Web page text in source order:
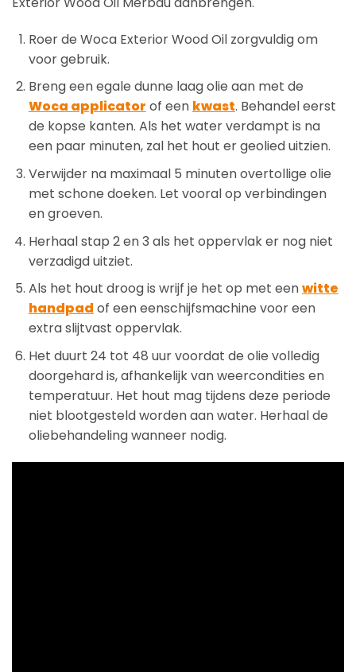
Roer de Woca Exterior Wood Oil zorgvuldig om
voor gebruik.
Breng een egale dunne laag olie aan met de
Woca applicator of een kwast. Behandel eerst
de kopse kanten. Als het water verdampt is na
een paar minuten, zal het hout er geolied uitzien.
Verwijder na maximaal 5 minuten overtollige olie
met schone doeken. Let vooral op verbindingen
en groeven.
Herhaal stap 2 en 3 als het oppervlak er nog niet
verzadigd uitziet.
Als het hout droog is wrijf je het op met eenwitte
handpad of een eenschijfsmachine voor een
extra slijtvast oppervlak.
Het duurt 24 tot 48 uur voordat de olie volledig
doorgehard is, afhankelijk van weercondities en
temperatuur. Het hout mag tijdens deze periode
niet blootgesteld worden aan water. Herhaal de
oliebehandeling wanneer nodig.